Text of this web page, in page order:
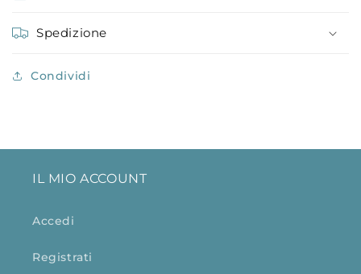
Spedizione
Condividi
IL MIO ACCOUNT
Accedi
Registrati